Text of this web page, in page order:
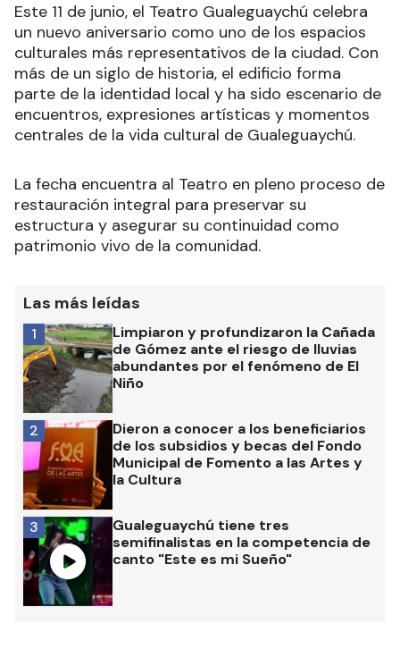
Este 11 de junio, el Teatro Gualeguaychú celebra
un nuevo aniversario como uno de los espacios
culturales más representativos de la ciudad. Con
más de un siglo de historia, el edificio forma
parte de la identidad local y ha sido escenario de
encuentros, expresiones artísticas y momentos
centrales de la vida cultural de Gualeguaychú.
La fecha encuentra al Teatro en pleno proceso de
restauración integral para preservar su
estructura y asegurar su continuidad como
patrimonio vivo de la comunidad.
Las más leídas
Limpiaron y profundizaron la Cañada
de Gómez ante el riesgo de lluvias
abundantes por el fenómeno de El
Niño
1
Dieron a conocer a los beneficiarios
de los subsidios y becas del Fondo
Municipal de Fomento a las Artes y
la Cultura
2
Gualeguaychú tiene tres
semifinalistas en la competencia de
canto "Este es mi Sueño"
3